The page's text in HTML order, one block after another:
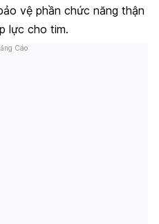
vệ phần chức năng thận
lực cho tim.
Cáo